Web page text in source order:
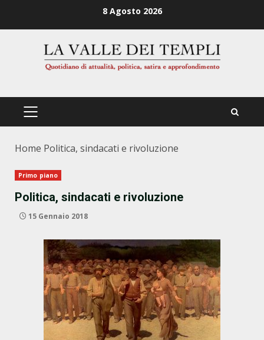
8 Agosto 2026
PRIMÄRES
Home Politica, sindacati e rivoluzione
Primo piano
Politica, sindacati e rivoluzione
15 Gennaio 2018